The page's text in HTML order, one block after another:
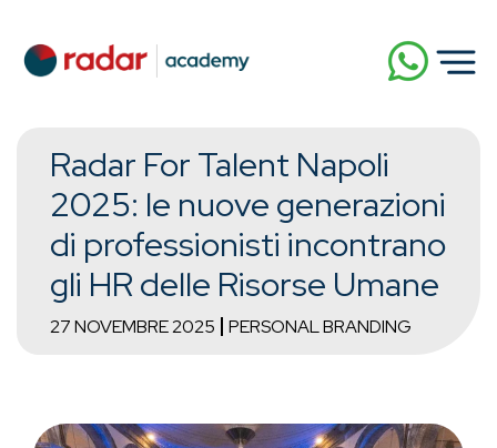
Radar For Talent Napoli
2025: le nuove generazioni
di professionisti incontrano
gli HR delle Risorse Umane
27 NOVEMBRE 2025 PERSONAL BRANDING